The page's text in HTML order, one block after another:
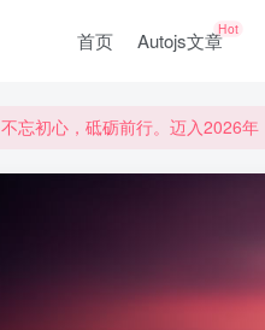
首页 Autojs文章Hot
不忘初心，砥砺前行。迈入2026
不忘初心，砥砺前行。迈入2026